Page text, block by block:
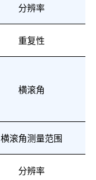
分辨率
重复性
横滚角
横滚角测量范围
分辨率